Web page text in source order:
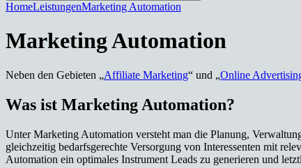
HomeLeistungenMarketing Automation
Marketing Automation
Neben den Gebieten „Affiliate Marketing“ und „Online
Was ist Marketing Automation?
Unter Marketing Automation versteht man die Planung,
gleichzeitig bedarfsgerechte Versorgung von Interessenten mit
Automation ein optimales Instrument Leads zu generieren und